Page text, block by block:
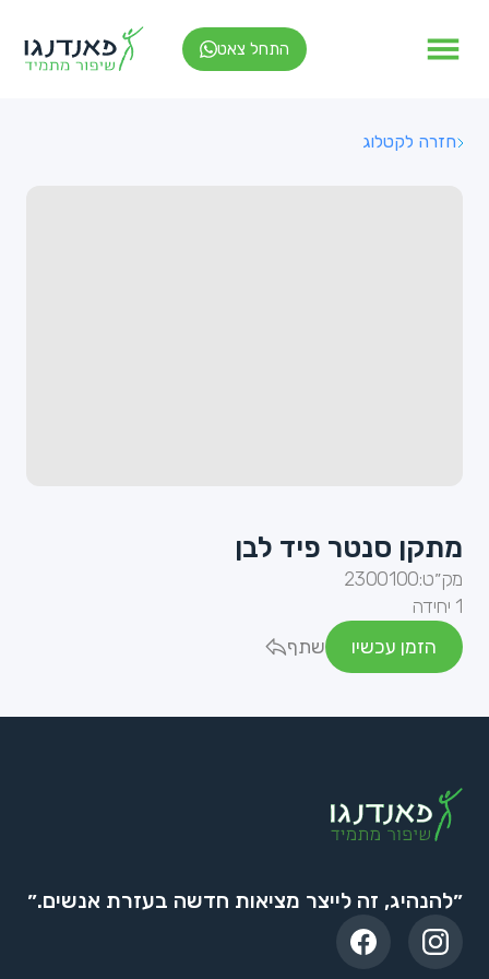
התחל צאט
חזרה לקטלוג
מתקן סנטר פיד לבן
מק״ט:2300100
1 יחידה
הזמן עכשיו
שתף
״להנהיג, זה לייצר מציאות חדשה בעזרת אנשים.״